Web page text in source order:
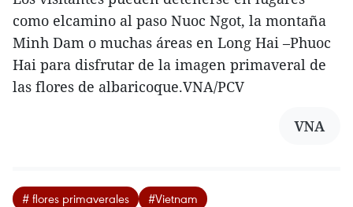
como elcamino al paso Nuoc Ngot, la montaña
Minh Dam o muchas áreas en Long Hai –Phuoc
Hai para disfrutar de la imagen primaveral de
las flores de albaricoque.VNA/PCV
VNA
# flores primaverales #Vietnam